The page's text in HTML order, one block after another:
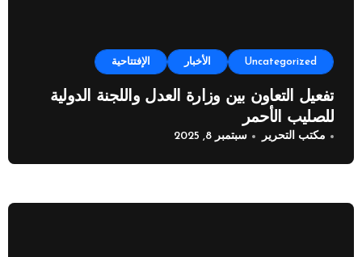
Uncategorized الأخبار الإفتتاحية
تفعيل التعاون بين وزارة العدل واللجنة الدولية
للصليب الأحمر
مكتب التحرير سبتمبر 8, 2025